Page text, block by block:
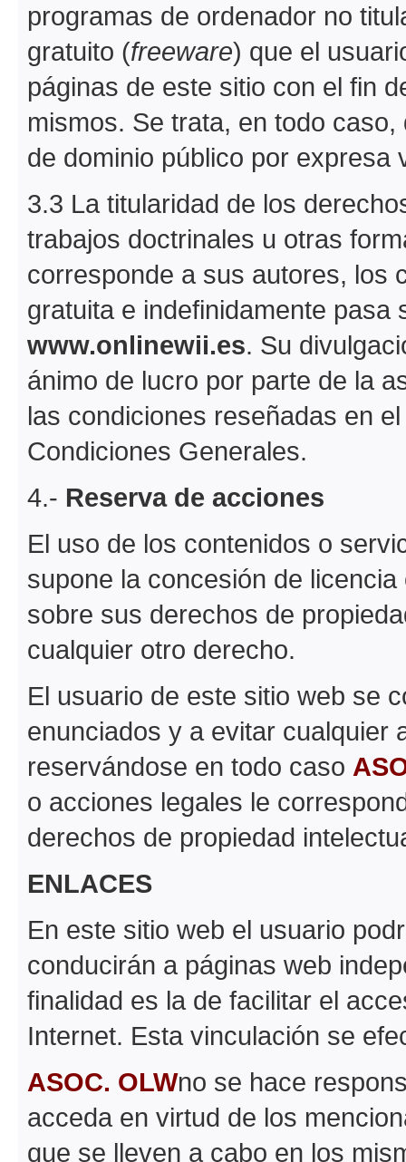
programas de ordenador no
gratuito (freeware) que el
páginas de este sitio con el fin
mismos. Se trata, en todo
de dominio público por expresa
3.3 La titularidad de los
trabajos doctrinales u otras
corresponde a sus autores, los
gratuita e indefinidamente pasa
www.onlinewii.es. Su
ánimo de lucro por parte de la
las condiciones reseñadas en
Condiciones Generales.
4.- Reserva de acciones
El uso de los contenidos o
supone la concesión de
sobre sus derechos de
cualquier otro derecho.
El usuario de este sitio web se
enunciados y a evitar cualquier
reservándose en todo caso
o acciones legales le
derechos de propiedad
ENLACES
En este sitio web el usuario
conducirán a páginas web
finalidad es la de facilitar el
Internet. Esta vinculación se
ASOC. OLWno se hace
acceda en virtud de los
que se lleven a cabo en los